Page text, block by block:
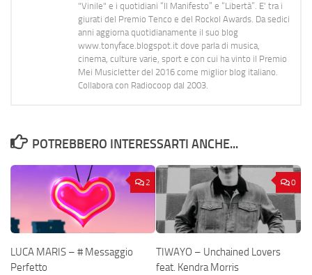
"Vinile" e i quotidiani “Il Manifesto” e “Libertà”. E' tra i
giurati del Premio Tenco e del Rockol Awards. Da sedici
anni aggiorna quotidianamente il suo blog
www.tonyface.blogspot.it dove parla di musica,
cinema, culture varie, sport e con cui ha vinto il Premio
Mei Musicletter del 2016 come miglior blog italiano.
Collabora con Radiocoop dal 2003.
POTREBBERO INTERESSARTI ANCHE...
2
LUCA MARIS – # Messaggio
Perfetto
0
TIWAYO – Unchained Lovers
feat. Kendra Morris